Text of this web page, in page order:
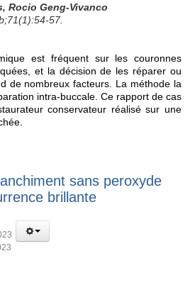
Rocio Geng-Vivanco
57.
est fréquent sur les couronnes
et la décision de les réparer ou
de nombreux facteurs. La méthode la
intra-buccale. Ce rapport de cas
conservateur réalisé sur une
sans peroxyde
brillante